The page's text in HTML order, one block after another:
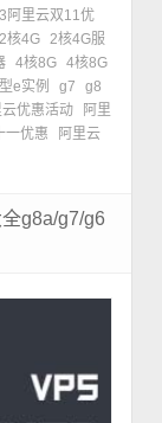
阿里云双11优
2核4G 2核4G服
4核8G 4核8G
e实例 g7
g8
云优惠活动
阿里
一优惠
阿里云
g8a/g7/g6